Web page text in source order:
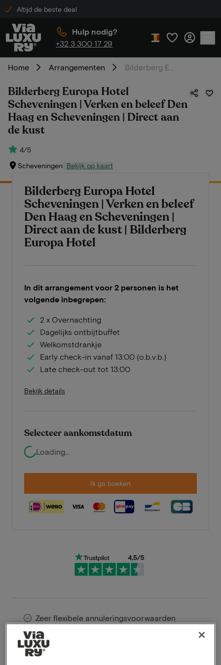
Altijd de beste deal
Hulp nodig?
+32 3 300 17 29
Home Arrangementen
Bilderberg Europa Hotel
Scheveningen | Verken en beleef Den
Haag en Scheveningen | Direct aan
de kust
4/5
Scheveningen Bekijk op kaart
Bilderberg Europa Hotel
Scheveningen | Verken en beleef
Den Haag en Scheveningen |
Direct aan de kust | Bilderberg
Europa Hotel
In dit arrangement voor 2 personen is het
volgende inbegrepen:
2 x Overnachting
Dagelijks ontbijtbuffet
Welkomstdrankje
Early check-in vanaf 13:00 (o.b.v.b.)
Late check-out tot 13:00
Bekijk details
Selecteer aankomstdatum
Loading...
Ik ga boeken
Zeer flexibele annuleringsvoorwaarden
Profiteer direct van hoge kortingen
Members profiteren van speciale